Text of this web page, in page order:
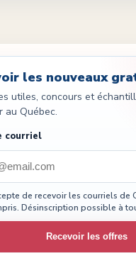
les nouveaux
utiles, concours et
au Québec.
courriel
de recevoir les courriels de
Désinscription possible à
Recevoir les offres